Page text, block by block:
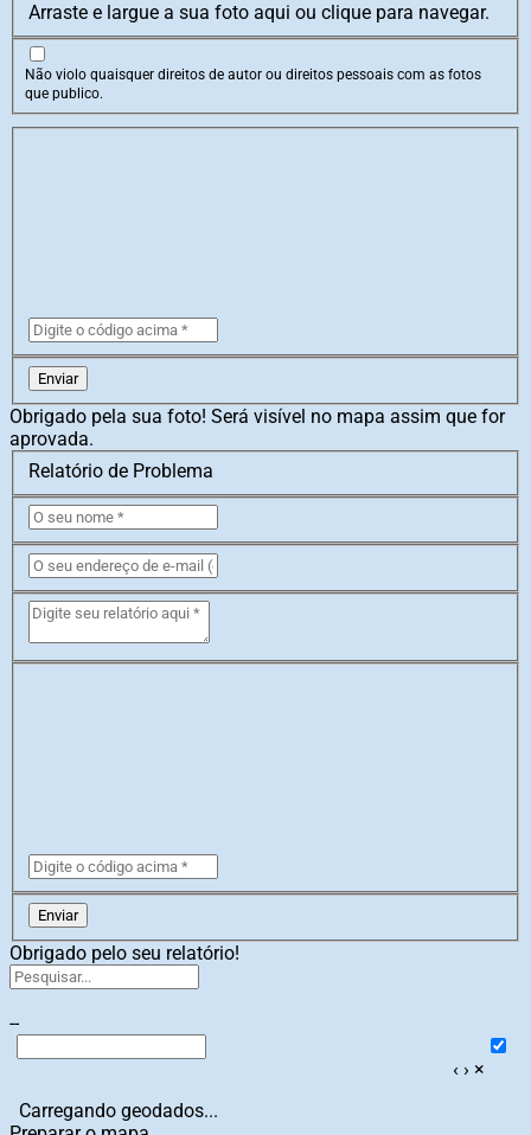
Arraste e largue a sua foto aqui ou clique para navegar.
Não violo quaisquer direitos de autor ou direitos pessoais com as fotos
que publico.
Enviar
Obrigado pela sua foto! Será visível no mapa assim que for
aprovada.
Relatório de Problema
Enviar
Obrigado pelo seu relatório!
--
‹ › ×
Carregando geodados...